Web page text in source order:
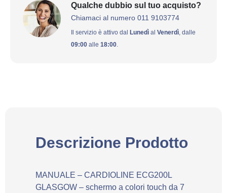
Qualche dubbio sul tuo acquisto?
Chiamaci al numero 011 9103774
Il servizio è attivo dal Lunedì al Venerdì , dalle
09:00 alle 18:00
Descrizione Prodotto
MANUALE – CARDIOLINE ECG200L
GLASGOW – schermo a colori touch da 7